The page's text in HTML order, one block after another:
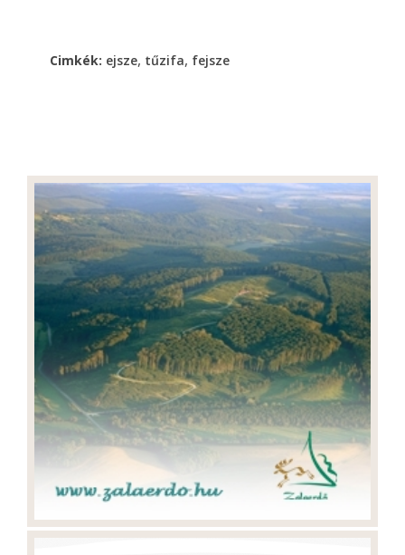
Cimkék: ejsze, tűzifa, fejsze